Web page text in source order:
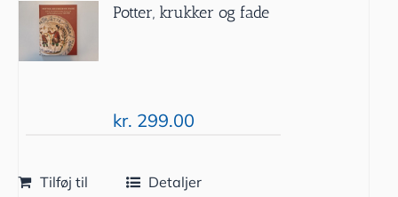
Potter, krukker og fade
kr. 299.00
Tilføj til
Detaljer